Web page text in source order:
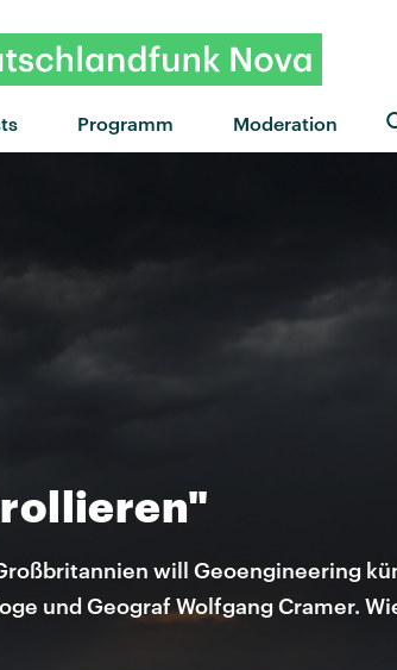
Programm Moderation
will Geoengineering
und Geograf Wolfgang Cramer.